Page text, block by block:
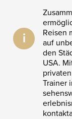
i
Reisen
auf
den
USA.
Trainer